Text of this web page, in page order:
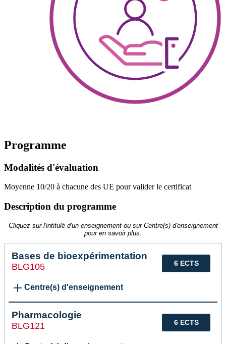
Programme
Modalités d'évaluation
Moyenne 10/20 à chacune des UE pour valider le certificat
Description du programme
Cliquez sur l'intitulé d'un enseignement ou sur Centre(s) d'enseignement
pour en savoir plus.
6 ECTS
Bases de bioexpérimentation
BLG105
Centre(s) d'enseignement
6 ECTS
Pharmacologie
BLG121